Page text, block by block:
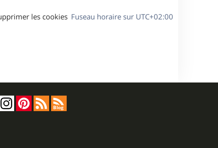
Fuseau horaire sur UTC+02:00
les cookies